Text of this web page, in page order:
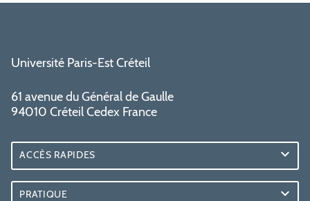
Université Paris-Est Créteil
61 avenue du Général de Gaulle
94010 Créteil Cedex France
ACCÈS RAPIDES
PRATIQUE